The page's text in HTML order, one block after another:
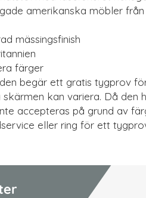
amerikanska möbler
mässingsfinish
färger
begär ett gratis tygprov
kan variera. Då den
accepteras på grund av
eller ring för ett